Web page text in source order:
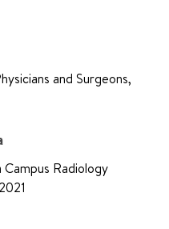
and Surgeons,
Radiology